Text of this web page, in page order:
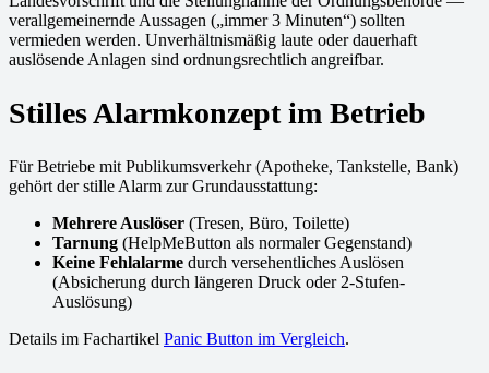
verallgemeinernde Aussagen („immer 3 Minuten“) sollten
vermieden werden. Unverhältnismäßig laute oder dauerhaft
auslösende Anlagen sind ordnungsrechtlich angreifbar.
Stilles Alarmkonzept im Betrieb
Für Betriebe mit Publikumsverkehr (Apotheke, Tankstelle, Bank)
gehört der stille Alarm zur Grundausstattung:
Mehrere Auslöser (Tresen, Büro, Toilette)
Tarnung (HelpMeButton als normaler Gegenstand)
Keine Fehlalarme durch versehentliches Auslösen
(Absicherung durch längeren Druck oder 2-Stufen-
Auslösung)
Details im Fachartikel Panic Button im Vergleich.